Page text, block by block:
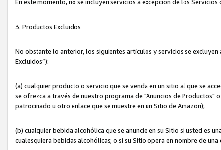
En este momento, no se incluyen servicios a excepción de los
3. Productos Excluidos
No obstante lo anterior, los siguientes artículos y servicios se
Excluidos”):
(a) cualquier producto o servicio que se venda en un sitio al que se
se ofrezca a través de nuestro programa de "Anuncios de Productos"
patrocinado u otro enlace que se muestre en un Sitio de Amazon);
(b) cualquier bebida alcohólica que se anuncie en su Sitio si usted es
cualesquiera bebidas alcohólicas; o si su Sitio opera en nombre de